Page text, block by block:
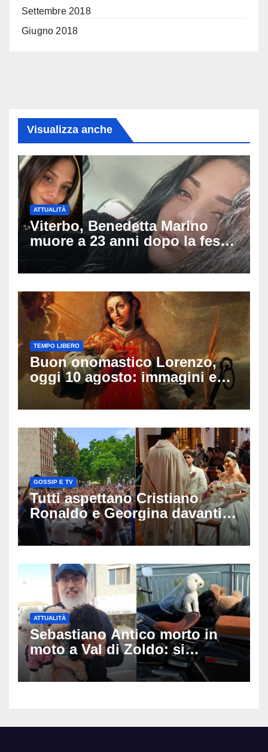
Settembre 2018
Giugno 2018
Visualizza anche
ATTUALITÀ
Viterbo, Benedetta Marino
muore a 23 anni dopo la festa
di compleanno: trovata senza
vita nell’ex consorzio, è giallo
TEMPO LIBERO
Buon onomastico Lorenzo,
oggi 10 agosto: immagini e
gif di auguri da condividere
sui social
GOSSIP E TV
Tutti aspettano Cristiano
Ronaldo e Georgina davanti
alla cattedrale: ma il
matrimonio era di un’altra
ATTUALITÀ
Sebastiano Antico morto in
moto a Val di Zoldo: si
schianta con il sidecar, salvi i
due cagnolini